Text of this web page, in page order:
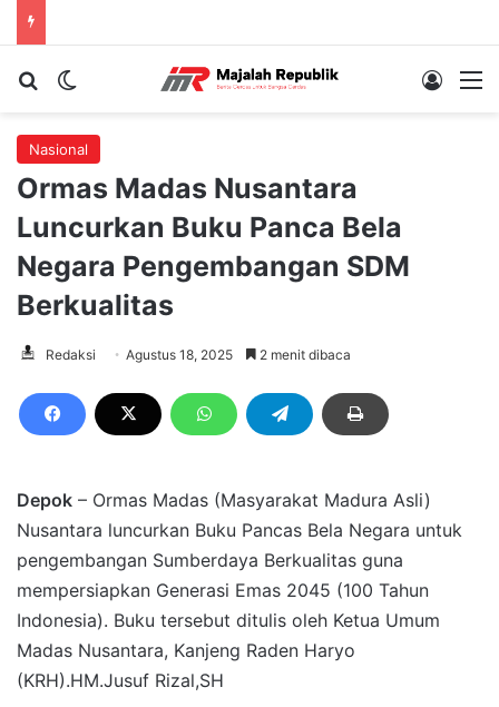
Cari berita...Switch skin Log In
Nasional
Ormas Madas Nusantara
Luncurkan Buku Panca Bela
Negara Pengembangan SDM
Berkualitas
Redaksi Agustus 18, 2025 2 menit dibaca
Depok – Ormas Madas (Masyarakat Madura Asli)
Nusantara luncurkan Buku Pancas Bela Negara untuk
pengembangan Sumberdaya Berkualitas guna
mempersiapkan Generasi Emas 2045 (100 Tahun
Indonesia). Buku tersebut ditulis oleh Ketua Umum
Madas Nusantara, Kanjeng Raden Haryo
(KRH).HM.Jusuf Rizal,SH